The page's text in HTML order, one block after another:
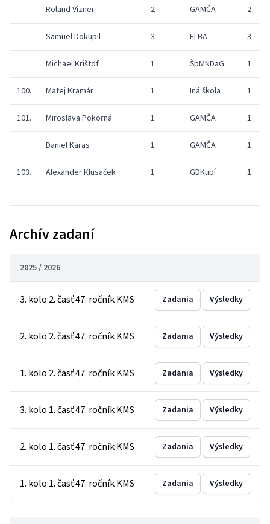
Roland Vizner 2 GAMČA 2
Samuel Dokupil 3 ELBA 3
Michael Krištof 1 ŠpMNDaG 1
100. Matej Kramár 1 Iná škola 1
101. Miroslava Pokorná 1 GAMČA 1
Daniel Karas 1 GAMČA 1
103. Alexander Klusaček 1 GDKubí 1
Archív zadaní
2025 / 2026
3. kolo 2. časť 47. ročník KMS Zadania Výsledky
2. kolo 2. časť 47. ročník KMS Zadania Výsledky
1. kolo 2. časť 47. ročník KMS Zadania Výsledky
3. kolo 1. časť 47. ročník KMS Zadania Výsledky
2. kolo 1. časť 47. ročník KMS Zadania Výsledky
1. kolo 1. časť 47. ročník KMS Zadania Výsledky